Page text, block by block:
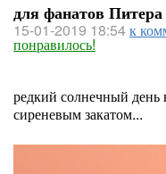
для фанатов Питера
15-01-2019 18:54к
понравилось!
редкий солнечный день
сиреневым закатом...